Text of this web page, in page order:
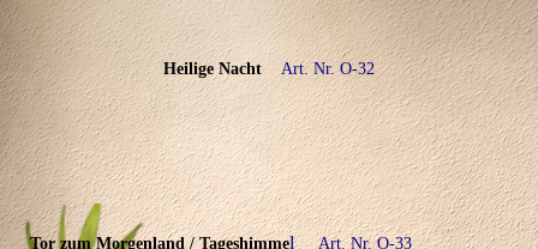
Heilige Nacht Art. Nr. O-32
Tor zum Morgenland / TageshimmelArt. Nr. O-33